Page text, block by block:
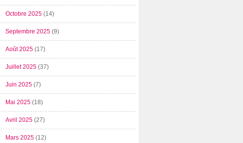
Octobre 2025 (14)
Septembre 2025 (9)
Août 2025 (17)
Juillet 2025 (37)
Juin 2025 (7)
Mai 2025 (18)
Avril 2025 (27)
Mars 2025 (12)